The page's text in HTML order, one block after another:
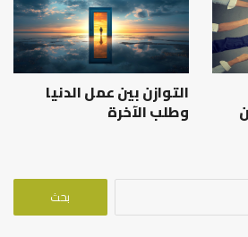
التوازن بين عمل الدنيا
وطلب الآخرة
البحث